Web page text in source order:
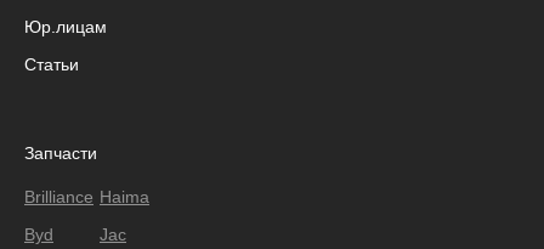
Юр.лицам
Статьи
Запчасти
Brilliance
Byd
Haima
Jac